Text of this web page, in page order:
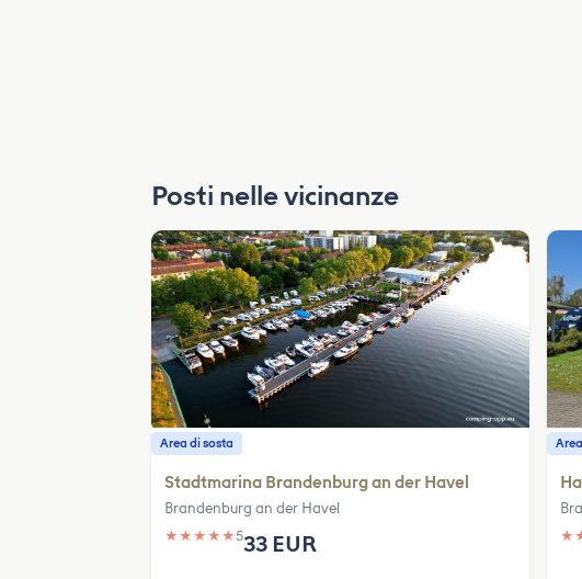
Posti nelle vicinanze
Area di sosta
Stadtmarina Brandenburg an der Havel
Brandenburg an der Havel
★ ★ ★ ★ ★533 EUR ★